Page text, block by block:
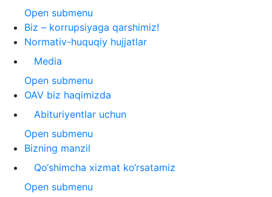
Open submenu
Biz – korrupsiyaga qarshimiz!
Normativ-huquqiy hujjatlar
Media
Open submenu
OAV biz haqimizda
Abituriyentlar uchun
Open submenu
Bizning manzil
Qo‘shimcha xizmat ko‘rsatamiz
Open submenu